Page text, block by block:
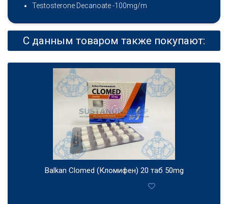
Testosterone Decanoate -100mg/m
С данным товаром также покупают:
Balkan Clomed (Кломифен) 20 таб 50mg